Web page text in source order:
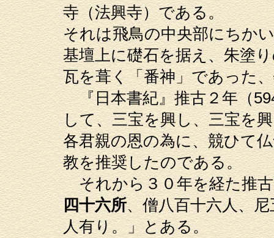
寺（法興寺）である。
それは飛鳥の中央部にちか
基壇上に礎石を据え、朱塗
瓦を葺く「番神」であった
『日本書紀』推古２年（
して、三宝を興し、三宝を
各君親の恩の為に、競ひて
教を推奨したのである。
それから３０年を経た推古
四十六所、僧八百十六人、
人有り。」とある。